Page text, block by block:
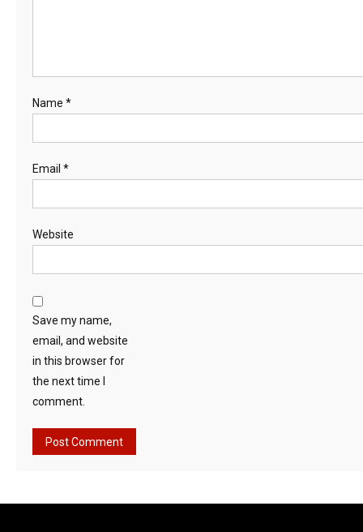
Name *
Email *
Website
Save my name,
email, and website
in this browser for
the next time I
comment.